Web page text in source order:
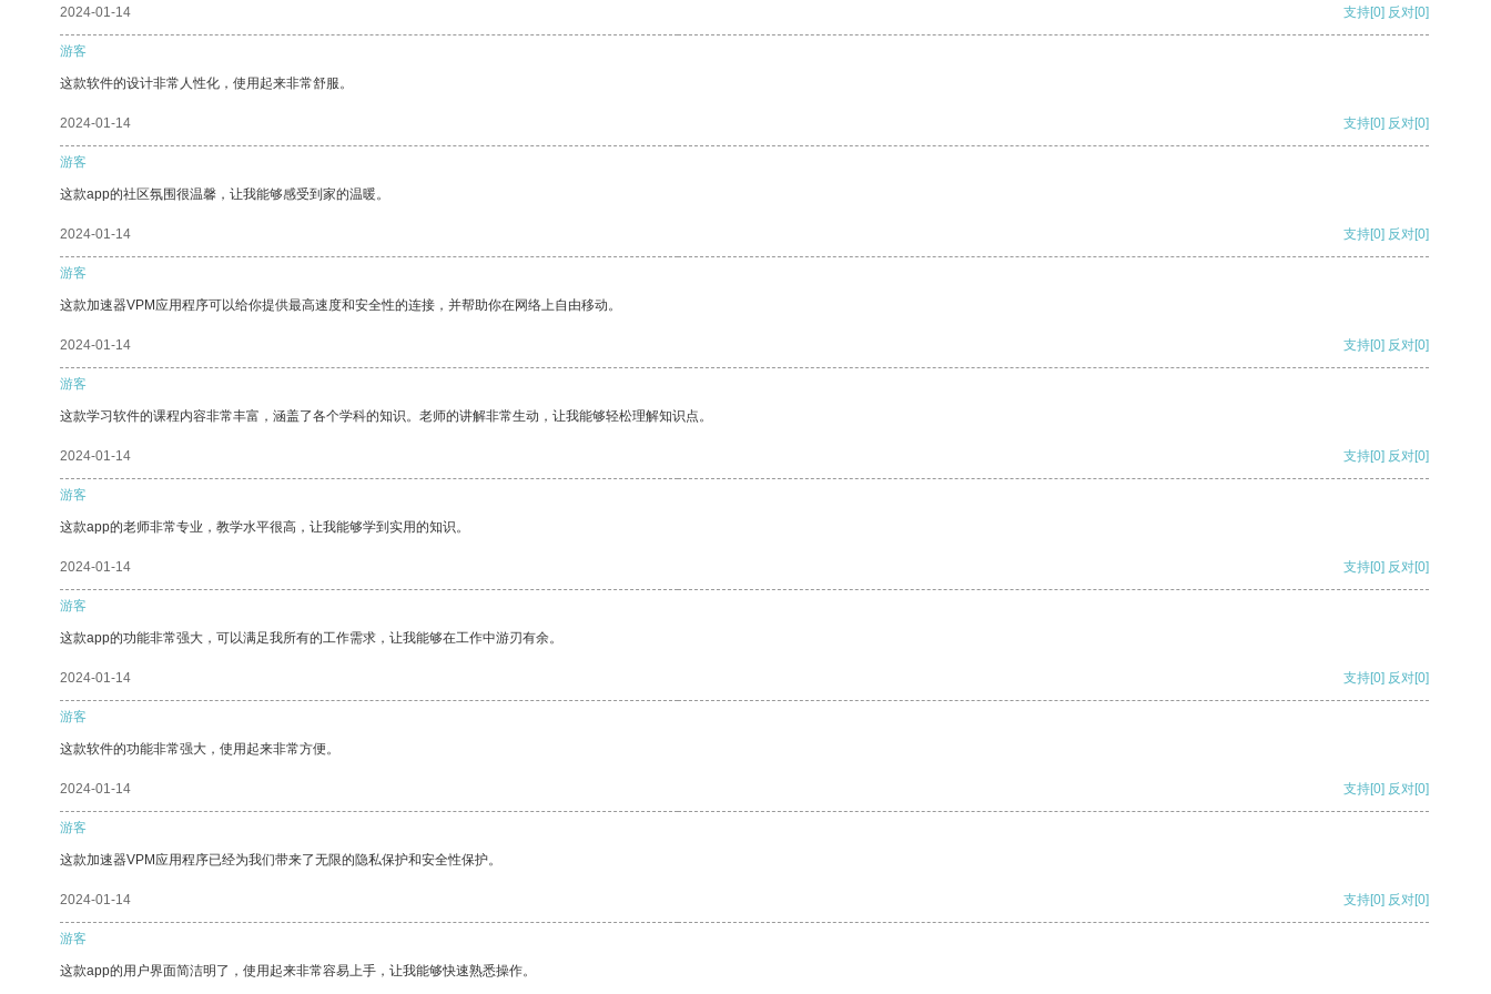
2024-01-14 支持[0] 反对[0]
游客
这款软件的设计非常人性化，使用起来非常舒服。
2024-01-14 支持[0] 反对[0]
游客
这款app的社区氛围很温馨，让我能够感受到家的温暖。
2024-01-14 支持[0] 反对[0]
游客
这款加速器VPM应用程序可以给你提供最高速度和安全性的连接，并帮助你在网络上自由移动。
2024-01-14 支持[0] 反对[0]
游客
这款学习软件的课程内容非常丰富，涵盖了各个学科的知识。老师的讲解非常生动，让我能够轻松理解知识点。
2024-01-14 支持[0] 反对[0]
游客
这款app的老师非常专业，教学水平很高，让我能够学到实用的知识。
2024-01-14 支持[0] 反对[0]
游客
这款app的功能非常强大，可以满足我所有的工作需求，让我能够在工作中游刃有余。
2024-01-14 支持[0] 反对[0]
游客
这款软件的功能非常强大，使用起来非常方便。
2024-01-14 支持[0] 反对[0]
游客
这款加速器VPM应用程序已经为我们带来了无限的隐私保护和安全性保护。
2024-01-14 支持[0] 反对[0]
游客
这款app的用户界面简洁明了，使用起来非常容易上手，让我能够快速熟悉操作。